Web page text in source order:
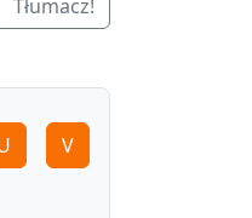
Tłumacz!
V